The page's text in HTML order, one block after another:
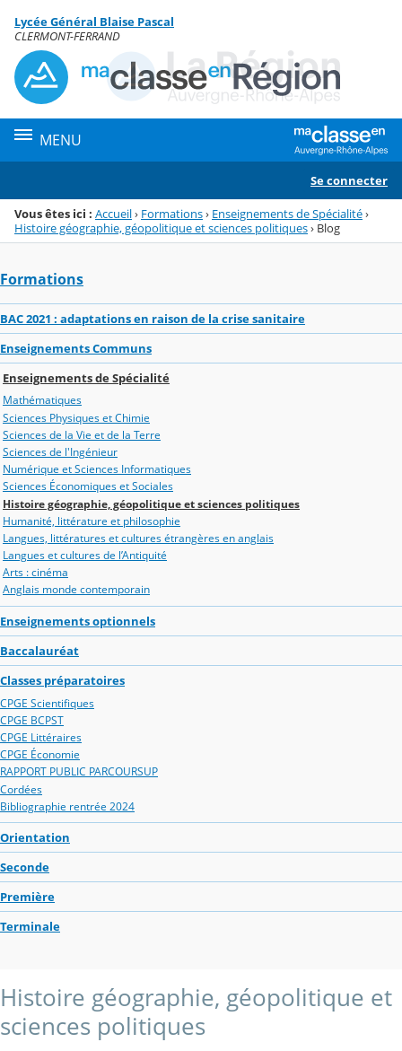
Menu de la rubrique
Contenu
Lycée Général Blaise Pascal
CLERMONT-FERRAND
MENU
Se connecter
Vous êtes ici : Accueil› Formations› Enseignements de Spécialité›
Histoire géographie, géopolitique et sciences politiques› Blog
Formations
BAC 2021 : adaptations en raison de la crise sanitaire
Enseignements Communs
Enseignements de Spécialité
Mathématiques
Sciences Physiques et Chimie
Sciences de la Vie et de la Terre
Sciences de l'Ingénieur
Numérique et Sciences Informatiques
Sciences Économiques et Sociales
Histoire géographie, géopolitique et sciences politiques
Humanité, littérature et philosophie
Langues, littératures et cultures étrangères en anglais
Langues et cultures de l’Antiquité
Arts : cinéma
Anglais monde contemporain
Enseignements optionnels
Baccalauréat
Classes préparatoires
CPGE Scientifiques
CPGE BCPST
CPGE Littéraires
CPGE Économie
RAPPORT PUBLIC PARCOURSUP
Cordées
Bibliographie rentrée 2024
Orientation
Seconde
Première
Terminale
Histoire géographie, géopolitique et
sciences politiques